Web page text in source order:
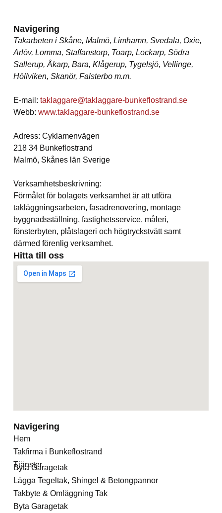
Navigering
Takarbeten i Skåne, Malmö, Limhamn, Svedala, Oxie,
Arlöv, Lomma, Staffanstorp, Toarp, Lockarp, Södra
Sallerup, Åkarp, Bara, Klågerup, Tygelsjö, Vellinge,
Höllviken, Skanör, Falsterbo m.m.
E-mail: taklaggare@taklaggare-bunkeflostrand.se
Webb: www.taklaggare-bunkeflostrand.se
Adress: Cyklamenvägen
218 34 Bunkeflostrand
Malmö, Skånes län Sverige
Verksamhetsbeskrivning:
Förmålet för bolagets verksamhet är att utföra
takläggningsarbeten, fasadrenovering, montage
byggnadsställning, fastighetsservice, måleri,
fönsterbyten, plåtslageri och högtryckstvätt samt
därmed förenlig verksamhet.
Hitta till oss
Navigering
Hem
Takfirma i Bunkeflostrand
Tjänster
Byta Garagetak
Lägga Tegeltak, Shingel & Betongpannor
Takbyte & Omläggning Tak
Byta Garagetak